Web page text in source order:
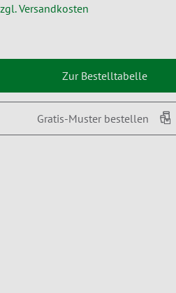
Versandkosten
Zur Bestelltabelle
Gratis-Muster bestellen